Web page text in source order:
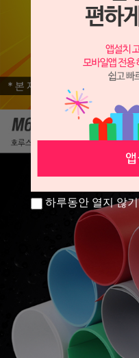
하루동안 열지 않기